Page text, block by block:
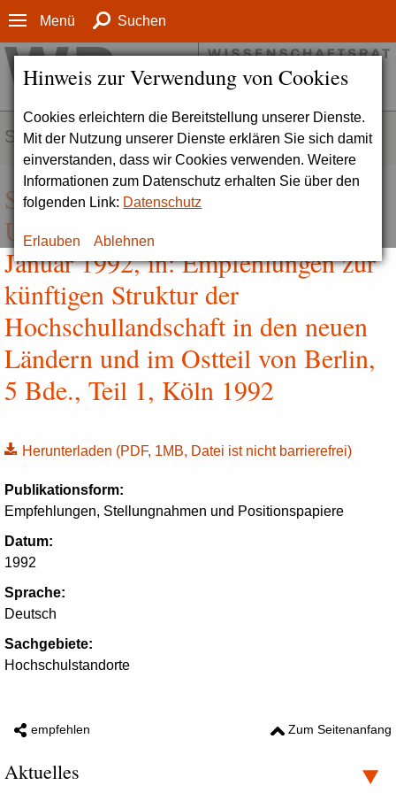
Hinweis zur Verwendung von Cookies
Cookies erleichtern die Bereitstellung unserer Dienste.
Mit der Nutzung unserer Dienste erklären Sie sich damit
einverstanden, dass wir Cookies verwenden. Weitere
Informationen zum Datenschutz erhalten Sie über den
folgenden Link: Datenschutz
Erlauben Ablehnen
Menü Suchen
SERVICE
Stellungnahme zur Gründung einer
Universität in Erfurt (Drs. 538-92),
Januar 1992, in: Empfehlungen zur
künftigen Struktur der
Hochschullandschaft in den neuen
Ländern und im Ostteil von Berlin,
5 Bde., Teil 1, Köln 1992
Herunterladen (PDF, 1MB, Datei ist nicht barrierefrei)
Publikationsform:
Empfehlungen, Stellungnahmen und Positionspapiere
Datum:
1992
Sprache:
Deutsch
Sachgebiete:
Hochschulstandorte
empfehlen Zum Seitenanfang
Aktuelles